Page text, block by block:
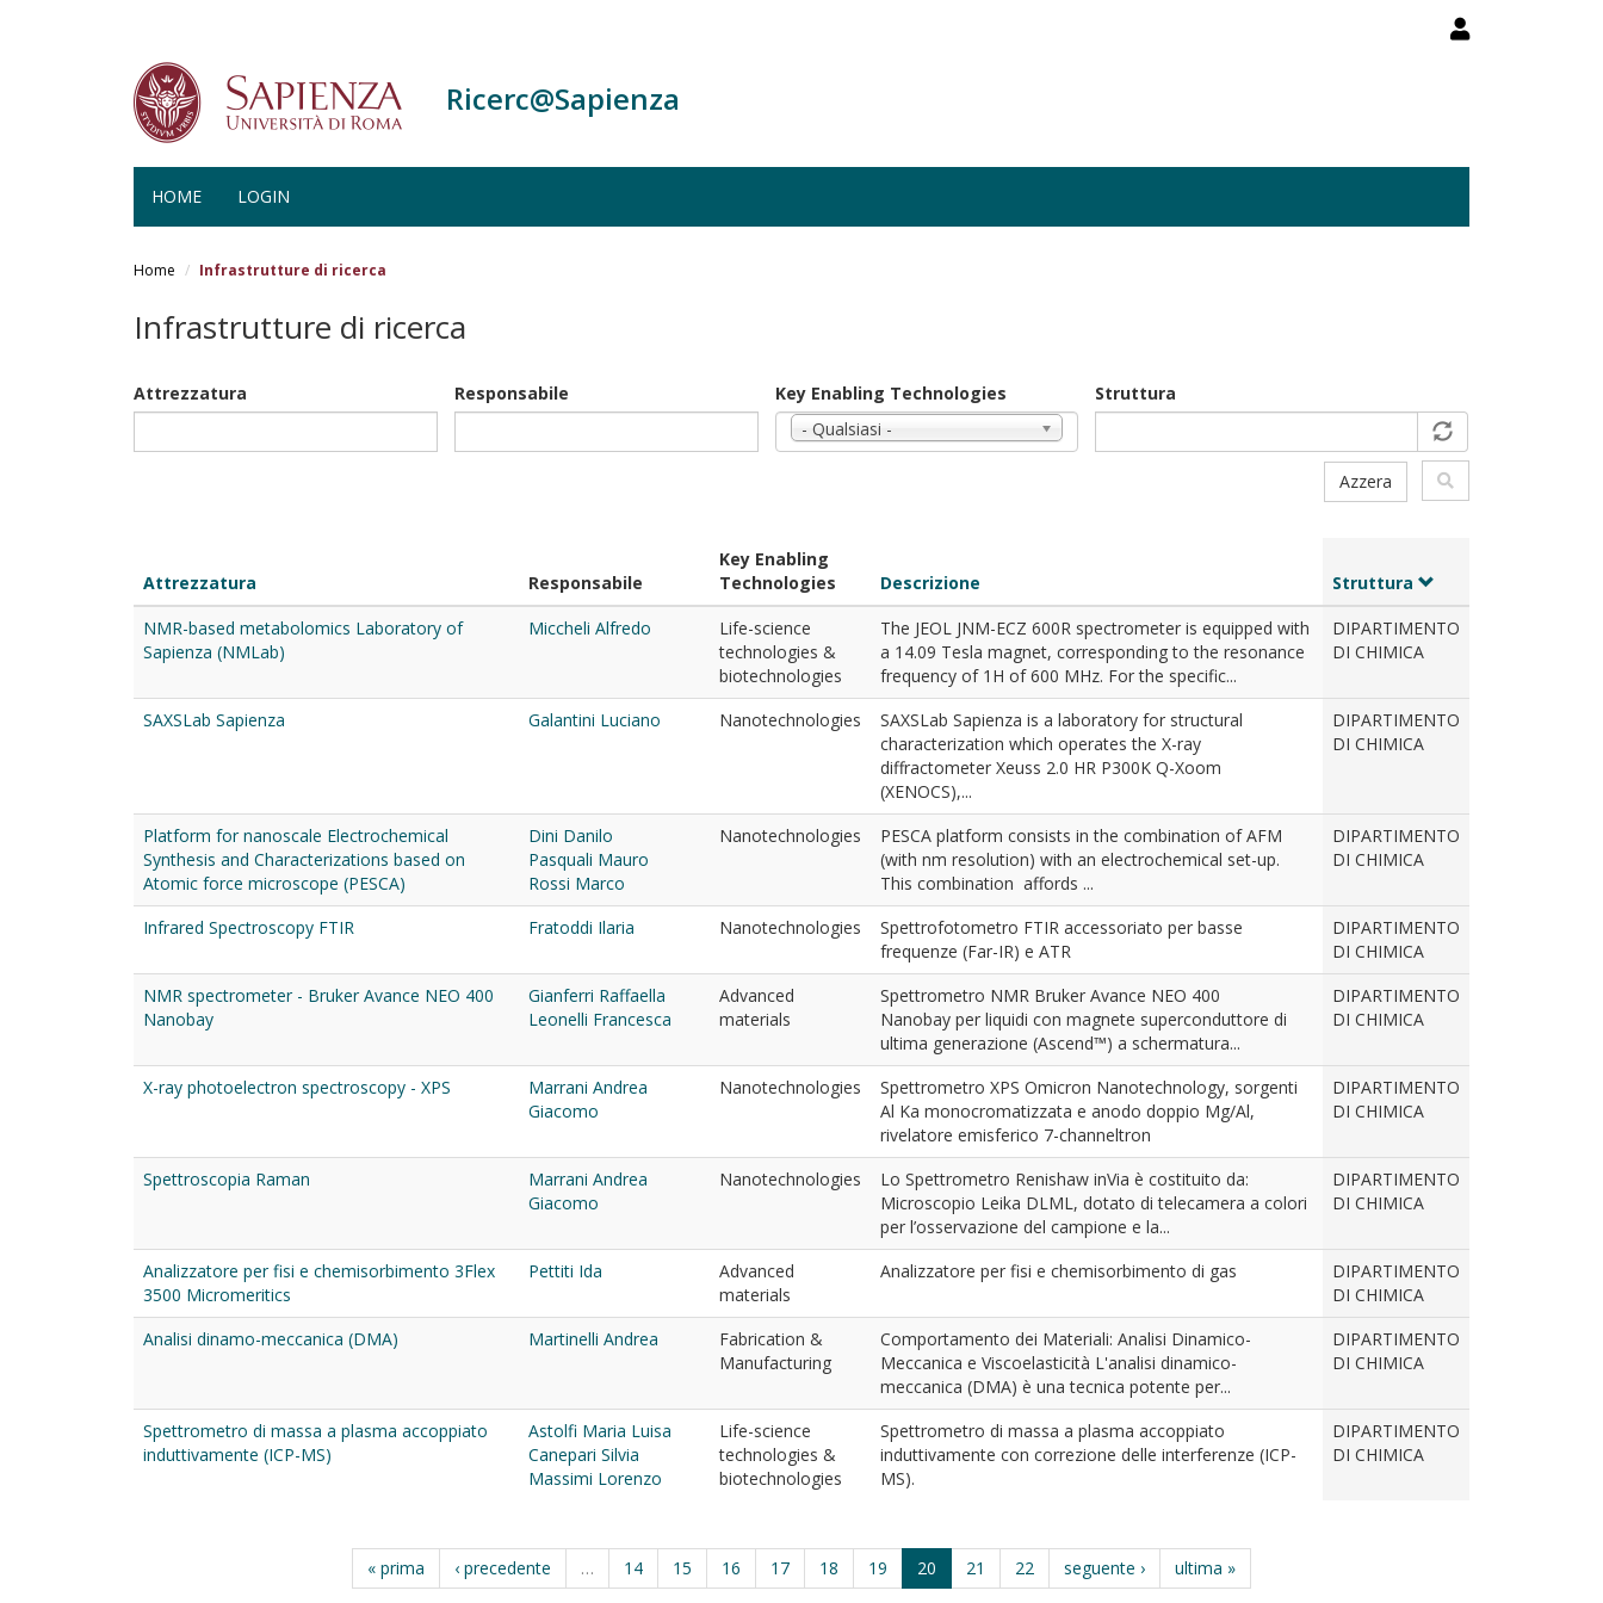
Ricerc@Sapienza
HOME LOGIN
Home Infrastrutture di ricerca
Infrastrutture di ricerca
Attrezzatura Responsabile
Key Enabling Technologies
- Qualsiasi -
Struttura
Azzera
Attrezzatura Responsabile
Key Enabling
Technologies
Descrizione
Struttura
NMR-based metabolomics Laboratory of
Sapienza (NMLab)
Miccheli Alfredo
Life-science
technologies &
biotechnologies
The JEOL JNM-ECZ 600R spectrometer is equipped with
a 14.09 Tesla magnet, corresponding to the resonance
frequency of 1H of 600 MHz. For the specific...
DIPARTIMENTO
DI CHIMICA
SAXSLab Sapienza Galantini Luciano Nanotechnologies
SAXSLab Sapienza is a laboratory for structural
characterization which operates the X-ray
diffractometer Xeuss 2.0 HR P300K Q-Xoom
(XENOCS),...
DIPARTIMENTO
DI CHIMICA
Platform for nanoscale Electrochemical
Synthesis and Characterizations based on
Atomic force microscope (PESCA)
Dini Danilo
Pasquali Mauro
Rossi Marco
Nanotechnologies
PESCA platform consists in the combination of AFM
(with nm resolution) with an electrochemical set-up.
This combination affords ...
DIPARTIMENTO
DI CHIMICA
Infrared Spectroscopy FTIR Fratoddi Ilaria Nanotechnologies
Spettrofotometro FTIR accessoriato per basse
frequenze (Far-IR) e ATR
DIPARTIMENTO
DI CHIMICA
NMR spectrometer - Bruker Avance NEO 400
Nanobay
Gianferri Raffaella
Leonelli Francesca
Advanced
materials
Spettrometro NMR Bruker Avance NEO 400
Nanobay per liquidi con magnete superconduttore di
ultima generazione (Ascend™) a schermatura...
DIPARTIMENTO
DI CHIMICA
X-ray photoelectron spectroscopy - XPS
Marrani Andrea
Giacomo
Nanotechnologies
Spettrometro XPS Omicron Nanotechnology, sorgenti
Al Ka monocromatizzata e anodo doppio Mg/Al,
rivelatore emisferico 7-channeltron
DIPARTIMENTO
DI CHIMICA
Spettroscopia Raman
Marrani Andrea
Giacomo
Nanotechnologies
Lo Spettrometro Renishaw inVia è costituito da:
Microscopio Leika DLML, dotato di telecamera a colori
per l’osservazione del campione e la...
DIPARTIMENTO
DI CHIMICA
Analizzatore per fisi e chemisorbimento 3Flex
3500 Micromeritics
Pettiti Ida
Advanced
materials
Analizzatore per fisi e chemisorbimento di gas
DIPARTIMENTO
DI CHIMICA
Analisi dinamo-meccanica (DMA)
Martinelli Andrea
Fabrication &
Manufacturing
Comportamento dei Materiali: Analisi Dinamico-
Meccanica e Viscoelasticità L'analisi dinamico-
meccanica (DMA) è una tecnica potente per...
DIPARTIMENTO
DI CHIMICA
Spettrometro di massa a plasma accoppiato
induttivamente (ICP-MS)
Astolfi Maria Luisa
Canepari Silvia
Massimi Lorenzo
Life-science
technologies &
biotechnologies
Spettrometro di massa a plasma accoppiato
induttivamente con correzione delle interferenze (ICP-
MS).
DIPARTIMENTO
DI CHIMICA
« prima ‹ precedente … 14 15 16 17 18 19 20 21 22 seguente › ultima »